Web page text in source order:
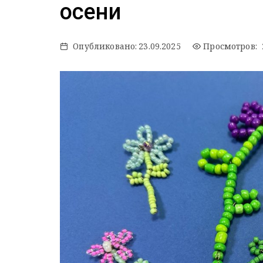
осени
Опубликовано: 23.09.2025 Просмотров: